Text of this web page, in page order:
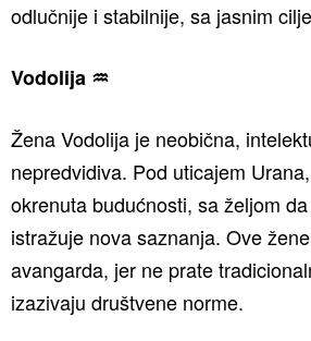
odlučnije i stabilnije, sa jasnim
Vodolija ♒️
Žena Vodolija je neobična,
nepredvidiva. Pod uticajem
okrenuta budućnosti, sa željom
istražuje nova saznanja. Ove
avangarda, jer ne prate
izazivaju društvene norme.